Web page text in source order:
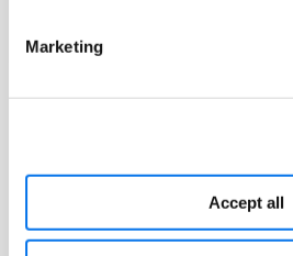
Marketing
Accept all